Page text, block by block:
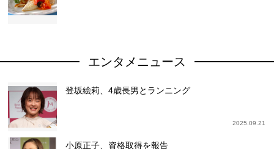
エンタメニュース
登坂絵莉、4歳長男とランニング
2025.09.21
小原正子、資格取得を報告